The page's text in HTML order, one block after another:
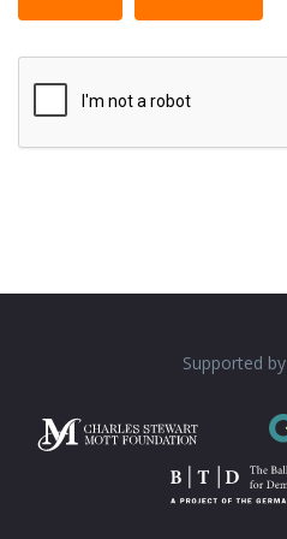
tags allowed.
links automatically.
Supported by